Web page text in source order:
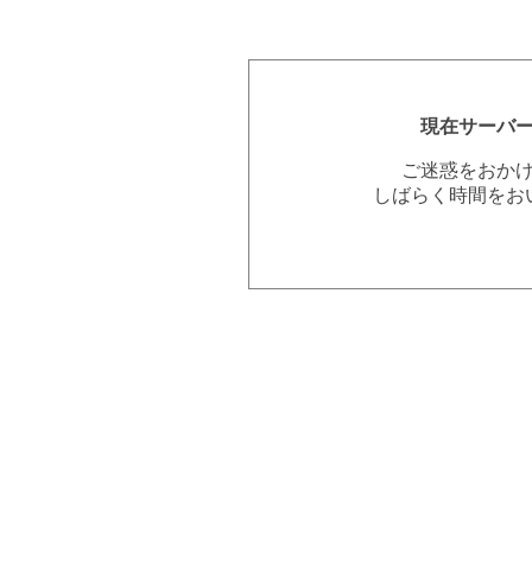
現在サーバ
ご迷惑をおか
しばらく時間を